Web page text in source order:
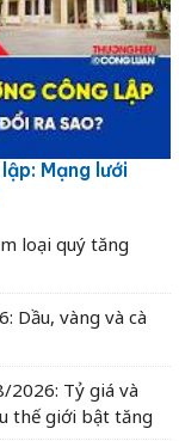
Mạng lưới
loại quý tăng
Dầu, vàng và cà
2026: Tỷ giá và
thế giới bật tăng